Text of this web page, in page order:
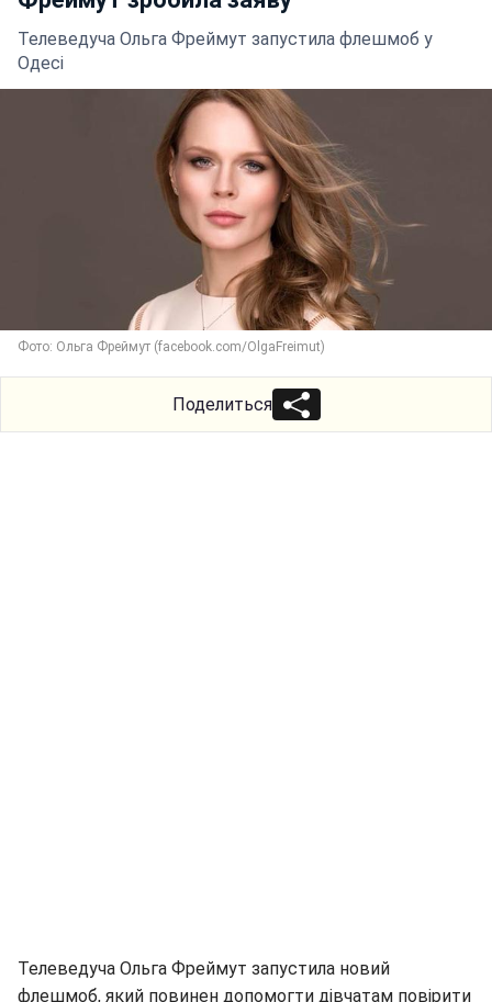
Телеведуча Ольга Фреймут запустила флешмоб у
Одесі
Фото: Ольга Фреймут (facebook.com/OlgaFreimut)
Поделиться
Телеведуча Ольга Фреймут запустила новий
флешмоб, який повинен допомогти дівчатам повірити